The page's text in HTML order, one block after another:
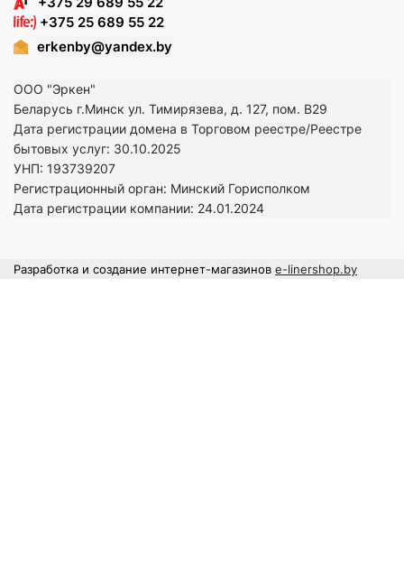
+375 25 689 55 22
erkenby@yandex.by
ООО "Эркен"
Беларусь г.Минск ул. Тимирязева, д. 127, пом. В29
Дата регистрации домена в Торговом реестре/Реестре
бытовых услуг: 30.10.2025
УНП: 193739207
Регистрационный орган: Минский Горисполком
Дата регистрации компании: 24.01.2024
Разработка и создание интернет-магазинов e-linershop.by